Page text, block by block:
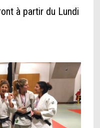
à partir du Lundi